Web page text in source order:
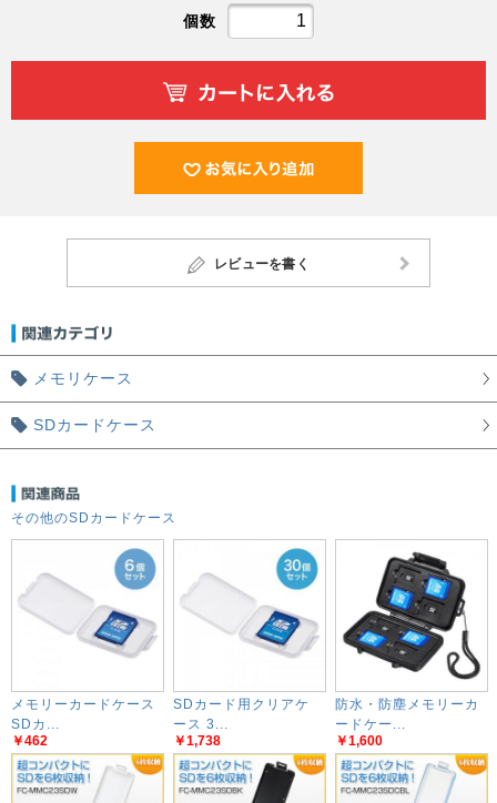
個数
レビューを書く
メモリケース
SDカードケース
その他のSDカードケース
メモリーカードケース
SDカ...
￥462
SDカード用クリアケ
ース 3...
￥1,738
防水・防塵メモリーカ
ードケー...
￥1,600